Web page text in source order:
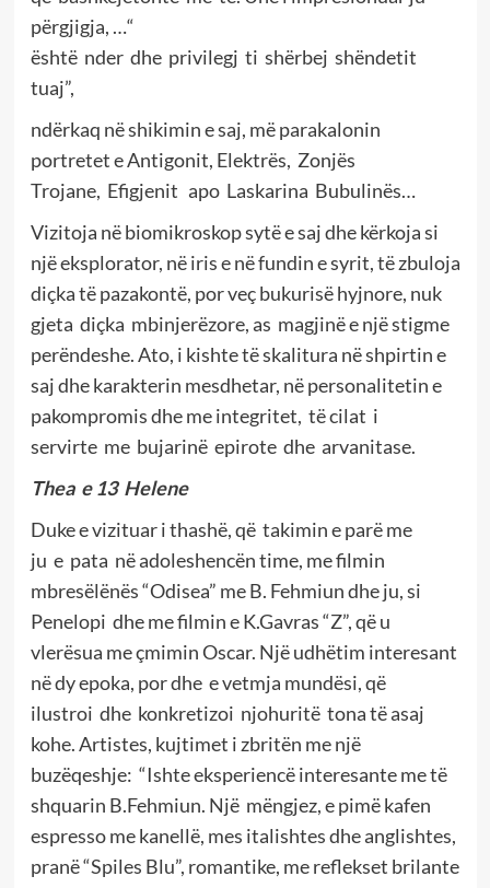
përgjigja, …“
është nder dhe privilegj ti shërbej shëndetit
tuaj”,
ndërkaq në shikimin e saj, më parakalonin
portretet e Antigonit, Elektrës, Zonjës
Trojane, Efigjenit apo Laskarina Bubulinës…
Vizitoja në biomikroskop sytë e saj dhe kërkoja si
një eksplorator, në iris e në fundin e syrit, të zbuloja
diçka të pazakontë, por veç bukurisë hyjnore, nuk
gjeta diçka mbinjerëzore, as magjinë e një stigme
perëndeshe. Ato, i kishte të skalitura në shpirtin e
saj dhe karakterin mesdhetar, në personalitetin e
pakompromis dhe me integritet, të cilat i
servirte me bujarinë epirote dhe arvanitase.
Thea e 13 Helene
Duke e vizituar i thashë, që takimin e parë me
ju e pata në adoleshencën time, me filmin
mbresëlënës “Odisea” me B. Fehmiun dhe ju, si
Penelopi dhe me filmin e K.Gavras “Z”, që u
vlerësua me çmimin Oscar. Një udhëtim interesant
në dy epoka, por dhe e vetmja mundësi, që
ilustroi dhe konkretizoi njohuritë tona të asaj
kohe. Artistes, kujtimet i zbritën me një
buzëqeshje: “Ishte eksperiencë interesante me të
shquarin B.Fehmiun. Një mëngjez, e pimë kafen
espresso me kanellë, mes italishtes dhe anglishtes,
pranë “Spiles Blu”, romantike, me reflekset brilante